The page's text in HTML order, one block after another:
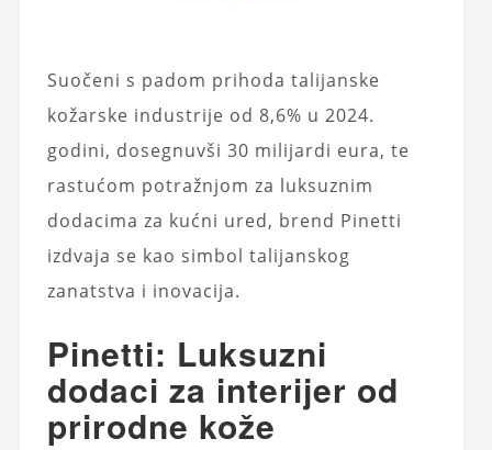
Suočeni s padom prihoda talijanske
kožarske industrije od 8,6% u 2024.
godini, dosegnuvši 30 milijardi eura, te
rastućom potražnjom za luksuznim
dodacima za kućni ured, brend Pinetti
izdvaja se kao simbol talijanskog
zanatstva i inovacija.
Pinetti: Luksuzni
dodaci za interijer od
prirodne kože